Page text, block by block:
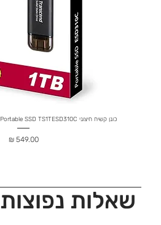
כונן קשיח חיצוני Transcend 1TB ESD310C Portable SSD TS1TESD310C
מחיר‏549.00 ‏₪
שאלות נפוצות